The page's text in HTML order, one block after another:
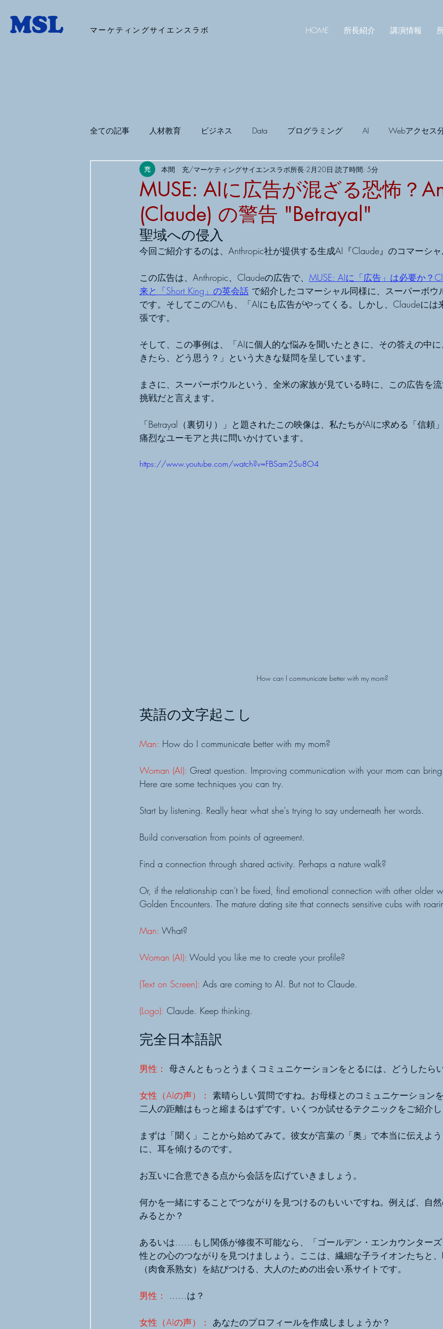
HOME 所長紹介 講演情報
マーケティングサイエンスラボ
全ての記事 人材教育 ビジネス Data プログラミング AI Webアクセス
デジタルマーケティング 宣伝会議 Book マーケティングライブ
コパイロット
MUSE: AIに広告が混ざる恐怖？
(Claude) の警告 "Betrayal"
本間 充/マーケティングサイエンスラボ所長 2月20日 読了時間: 5分
聖域への侵入
今回ご紹介するのは、Anthropic社が提供する生成AI『Claude』のコマーシャ
この広告は、Anthropic、Claudeの広告で、 MUSE: AIに「広告」は必要か？
来と「Short King」の英会話 で紹介したコマーシャル同様に、スーパーボウ
です。そしてこのCMも、「AIにも広告がやってくる。しかし、Claudeには
張です。
そして、この事例は、「AIに個人的な悩みを聞いたときに、その答えの中
きたら、どう思う？」という大きな疑問を呈しています。
まさに、スーパーボウルという、全米の家族が見ている時に、この広告を
挑戦だと言えます。
「Betrayal（裏切り）」と題されたこの映像は、私たちがAIに求める「信頼
痛烈なユーモアと共に問いかけています。
https://www.youtube.com/watch?v=FBSam25u8O4
How can I communicate better with my mom?
英語の文字起こし
Man: How do I communicate better with my mom?
Woman (AI): Great question. Improving communication with your mom can
Here are some techniques you can try.
Start by listening. Really hear what she's trying to say underneath her words.
Build conversation from points of agreement.
Find a connection through shared activity. Perhaps a nature walk?
Or, if the relationship can't be fixed, find emotional connection with other older
Golden Encounters. The mature dating site that connects sensitive cubs with
Man: What?
Woman (AI): Would you like me to create your profile?
(Text on Screen): Ads are coming to AI. But not to Claude.
(Logo): Claude. Keep thinking.
完全日本語訳
男性： 母さんともっとうまくコミュニケーションをとるには、どうしたら
女性（AIの声）： 素晴らしい質問ですね。お母様とのコミュニケーションを
二人の距離はもっと縮まるはずです。いくつか試せるテクニックをご紹介し
まずは「聞く」ことから始めてみて。彼女が言葉の「奥」で本当に伝えよ
に、耳を傾けるのです。
お互いに合意できる点から会話を広げていきましょう。
何かを一緒にすることでつながりを見つけるのもいいですね。例えば、自
みるとか？
あるいは……もし関係が修復不可能なら、「ゴールデン・エンカウンター
性との心のつながりを見つけましょう。ここは、繊細な子ライオンたちと
（肉食系熟女）を結びつける、大人のための出会い系サイトです。
男性： ……は？
女性（AIの声）： あなたのプロフィールを作成しましょうか？